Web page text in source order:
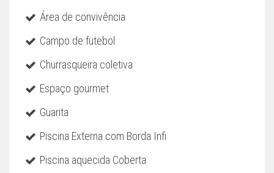
Área de convivência
Campo de futebol
Churrasqueira coletiva
Espaço gourmet
Guarita
Piscina Externa com Borda Infi
Piscina aquecida Coberta